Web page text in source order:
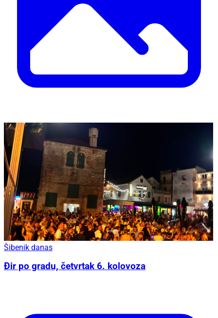
Šibenik danas
Đir po gradu, četvrtak 6. kolovoza